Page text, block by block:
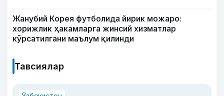
Жанубий Корея футболида йирик можаро:
хорижлик ҳакамларга жинсий хизматлар
кўрсатилгани маълум қилинди
Тавсиялар